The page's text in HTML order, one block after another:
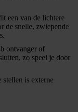
een van de lichtere
de snelle, zwiepende
ontvanger of
zo speel je door
is externe